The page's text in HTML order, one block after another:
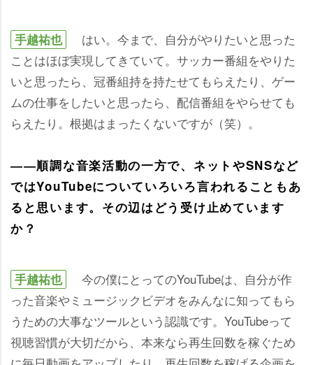
手越祐也
はい。今まで、自分がやりたいと思った
ことはほぼ実現してきていて。サッカー番組をやりた
いと思ったら、冠番組持を持たせてもらえたり、ゲー
ムの仕事をしたいと思ったら、配信番組をやらせても
らえたり。根拠はまったくないですが（笑）。
――順調な音楽活動の一方で、ネットやSNSなど
ではYouTubeについていろいろ言われることもあ
ると思います。その辺はどう受け止めています
か？
手越祐也
今の僕にとってのYouTubeは、自分が作
った音楽やミュージックビデオをみんなに知ってもら
うための大事なツールという認識です。YouTubeって
視聴習慣が大切だから、本来なら再生回数を稼ぐため